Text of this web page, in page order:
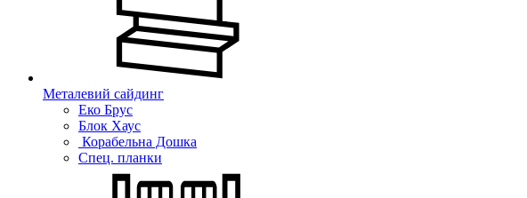
Металевий сайдинг
Еко Брус
Блок Хаус
Корабельна Дошка
Спец. планки